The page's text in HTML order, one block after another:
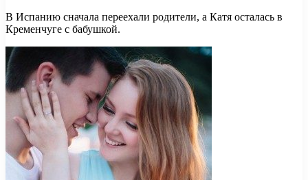
В Испанию сначала переехали родители, а Катя осталась в
Кременчуге с бабушкой.